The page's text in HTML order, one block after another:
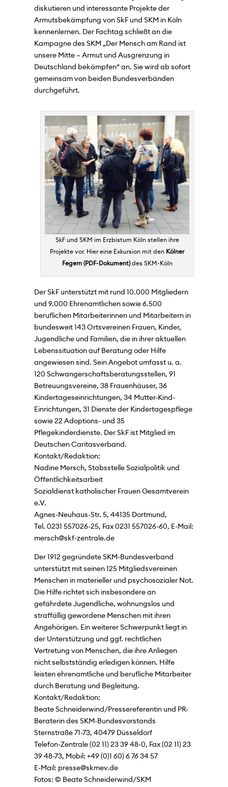
diskutieren und interessante Projekte der
Armutsbekämpfung von SkF und SKM in Köln
kennenlernen. Der Fachtag schließt an die
Kampagne des SKM „Der Mensch am Rand ist
unsere Mitte – Armut und Ausgrenzung in
Deutschland bekämpfen“ an. Sie wird ab sofort
gemeinsam von beiden Bundesverbänden
durchgeführt.
SkF und SKM im Erzbistum Köln stellen ihre
Projekte vor. Hier eine Exkursion mit den Kölner
Fegern
des SKM-Köln
Der SkF unterstützt mit rund 10.000 Mitgliedern
und 9.000 Ehrenamtlichen sowie 6.500
beruflichen Mitarbeiterinnen und Mitarbeitern in
bundesweit 143 Ortsvereinen Frauen, Kinder,
Jugendliche und Familien, die in ihrer aktuellen
Lebenssituation auf Beratung oder Hilfe
angewiesen sind. Sein Angebot umfasst u. a.
120 Schwangerschaftsberatungsstellen, 91
Betreuungsvereine, 38 Frauenhäuser, 36
Kindertageseinrichtungen, 34 Mutter-Kind-
Einrichtungen, 31 Dienste der Kindertagespflege
sowie 22 Adoptions- und 35
Pflegekinderdienste. Der SkF ist Mitglied im
Deutschen Caritasverband.
Kontakt/Redaktion:
Nadine Mersch, Stabsstelle Sozialpolitik und
Öffentlichkeitsarbeit
Sozialdienst katholischer Frauen Gesamtverein
e.V.
Agnes-Neuhaus-Str. 5, 44135 Dortmund,
Tel. 0231 557026-25, Fax 0231 557026-60, E-Mail:
mersch@skf-zentrale.de
Der 1912 gegründete SKM-Bundesverband
unterstützt mit seinen 125 Mitgliedsvereinen
Menschen in materieller und psychosozialer Not.
Die Hilfe richtet sich insbesondere an
gefährdete Jugendliche, wohnungslos und
straffällig gewordene Menschen mit ihren
Angehörigen. Ein weiterer Schwerpunkt liegt in
der Unterstützung und ggf. rechtlichen
Vertretung von Menschen, die ihre Anliegen
nicht selbstständig erledigen können. Hilfe
leisten ehrenamtliche und berufliche Mitarbeiter
durch Beratung und Begleitung.
Kontakt/Redaktion:
Beate Schneiderwind/Pressereferentin und PR-
Beraterin des SKM-Bundesvorstands
Sternstraße 71-73, 40479 Düsseldorf
Telefon-Zentrale (02 11) 23 39 48-0, Fax (02 11) 23
39 48-73, Mobil: +49 (0)1 60) 6 76 34 57
E-Mail: presse@skmev.de
Fotos: © Beate Schneiderwind/SKM